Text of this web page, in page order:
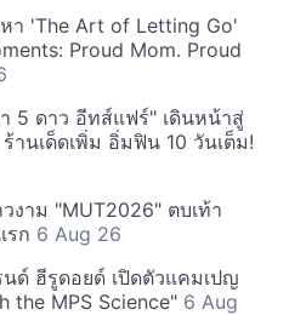
'The Art of Letting Go'
Proud Mom. Proud
5 ดาว อีทส์แฟร์" เดินหน้าสู่
านเด็ดเพิ่ม อิ่มฟิน 10 วันเต็ม!
งาม "MUT2026" ตบเท้า
รก 6 Aug 26
นด์ ฮีรูดอยด์ เปิดตัวแคมเปญ
the MPS Science" 6 Aug